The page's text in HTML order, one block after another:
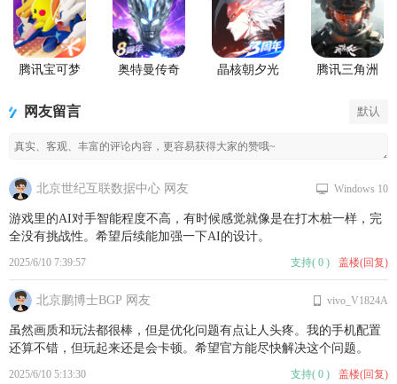
腾讯宝可梦
奥特曼传奇
晶核朝夕光
腾讯三角洲
网友留言 默认
北京世纪互联数据中心 网友
2025/6/10 7:39:57
游戏里的AI对手智能程度不高，有时候感觉就像是在打木桩一样，完
全没有挑战性。希望后续能加强一下AI的设计。
Windows 10
支持( 0 ) 盖楼(回复)
北京鹏博士BGP 网友
2025/6/10 5:13:30
虽然画质和玩法都很棒，但是优化问题有点让人头疼。我的手机配置
还算不错，但玩起来还是会卡顿。希望官方能尽快解决这个问题。
vivo_V1824A
支持( 0 ) 盖楼(回复)